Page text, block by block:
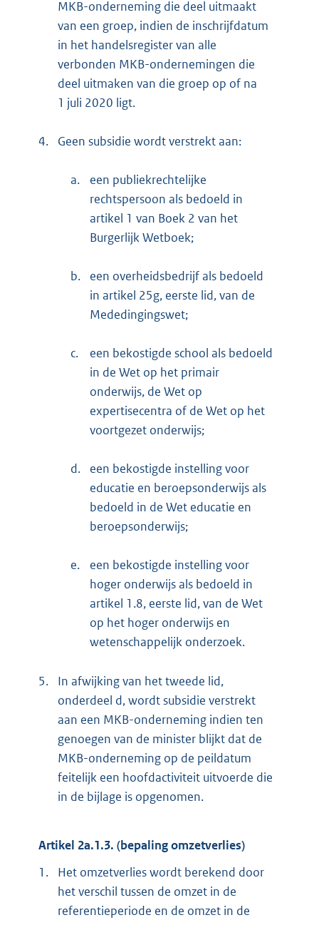
MKB-onderneming die deel uitmaakt
van een groep, indien de inschrijfdatum
in het handelsregister van alle
verbonden MKB-ondernemingen die
deel uitmaken van die groep op of na
1 juli 2020 ligt.
4. Geen subsidie wordt verstrekt aan:
a.
een publiekrechtelijke
rechtspersoon als bedoeld in
artikel 1 van Boek 2 van het
Burgerlijk Wetboek;
b.
een overheidsbedrijf als bedoeld
in artikel 25g, eerste lid, van de
Mededingingswet;
c.
een bekostigde school als bedoeld
in de Wet op het primair
onderwijs, de Wet op
expertisecentra of de Wet op het
voortgezet onderwijs;
d.
een bekostigde instelling voor
educatie en beroepsonderwijs als
bedoeld in de Wet educatie en
beroepsonderwijs;
e.
een bekostigde instelling voor
hoger onderwijs als bedoeld in
artikel 1.8, eerste lid, van de Wet
op het hoger onderwijs en
wetenschappelijk onderzoek.
5.
In afwijking van het tweede lid,
onderdeel d, wordt subsidie verstrekt
aan een MKB-onderneming indien ten
genoegen van de minister blijkt dat de
MKB-onderneming op de peildatum
feitelijk een hoofdactiviteit uitvoerde die
in de bijlage is opgenomen.
Artikel 2a.1.3. (bepaling omzetverlies)
1.
Het omzetverlies wordt berekend door
het verschil tussen de omzet in de
referentieperiode en de omzet in de